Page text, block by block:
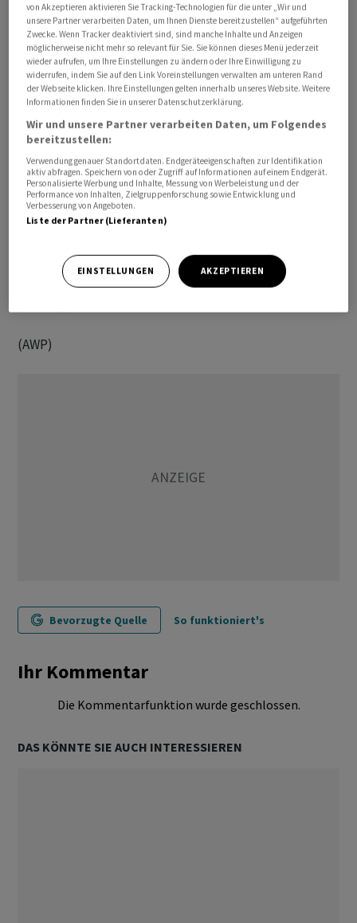
Er wolle sich beruflich neu orientieren, wird der Schritt
begründet. Keller war seit Februar 2024 Mitglied des
Gremiums. Er habe der Behörde mit seinem Know-how
im Bereich der Digitalisierung und der Anwendung
neuer Technologien in den knapp anderthalb Jahren
wichtige Impulse vermittelt, so das Communiqué.
Rücktritt noch aus acht Personen. Damit wird die
Vorgabe, dass es sieben bis neun Mitglieder sein
(AWP)
Bevorzugte Quelle So funktioniert's
Ihr Kommentar
Die Kommentarfunktion wurde geschlossen.
DAS KÖNNTE SIE AUCH INTERESSIEREN
von Akzeptieren aktivieren Sie Tracking-Technologien für die unter „Wir und
unsere Partner verarbeiten Daten, um Ihnen Dienste bereitzustellen“ aufgeführten
Zwecke. Wenn Tracker deaktiviert sind, sind manche Inhalte und Anzeigen
möglicherweise nicht mehr so relevant für Sie. Sie können dieses Menü jederzeit
wieder aufrufen, um Ihre Einstellungen zu ändern oder Ihre Einwilligung zu
widerrufen, indem Sie auf den Link Voreinstellungen verwalten am unteren Rand
der Webseite klicken. Ihre Einstellungen gelten innerhalb unseres Website. Weitere
Informationen finden Sie in unserer Datenschutzerklärung.
Wir und unsere Partner verarbeiten Daten, um Folgendes
bereitzustellen:
Verwendung genauer Standortdaten. Endgeräteeigenschaften zur Identifikation
aktiv abfragen. Speichern von oder Zugriff auf Informationen auf einem Endgerät.
Personalisierte Werbung und Inhalte, Messung von Werbeleistung und der
Performance von Inhalten, Zielgruppenforschung sowie Entwicklung und
Verbesserung von Angeboten.
Liste der Partner (Lieferanten)
EINSTELLUNGEN AKZEPTIEREN